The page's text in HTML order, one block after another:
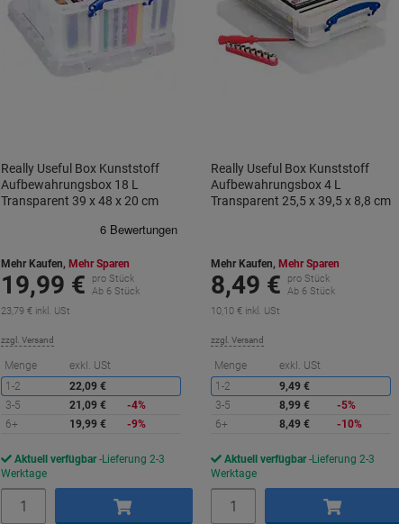
Really Useful Box Kunststoff
Aufbewahrungsbox 18 L
Transparent 39 x 48 x 20 cm
Mehr Kaufen, Mehr Sparen
19,99 €
pro Stück
Ab 6 Stück
23,79 € inkl. USt
zzgl. Versand
Menge exkl. USt
sparen
1-2
22,09 €
3-5
21,09 €
-4%
6+
19,99 € -9%
Aktuell verfügbar Lieferung 2-3
Werktage
Really Useful Box Kunststoff
Aufbewahrungsbox 4 L
Transparent 25,5 x 39,5 x 8,8 cm
Mehr Kaufen, Mehr Sparen
8,49 €
pro Stück
Ab 6 Stück
10,10 € inkl. USt
zzgl. Versand
Menge exkl. USt
1-2
9,49 €
3-5
8,99 €
-5%
6+
8,49 € -10%
Aktuell verfügbar Lieferung 2-3
Werktage